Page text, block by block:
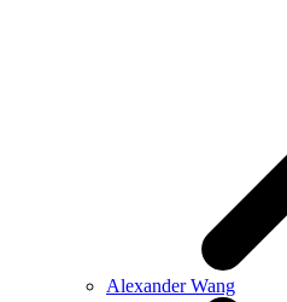
Alexander Wang